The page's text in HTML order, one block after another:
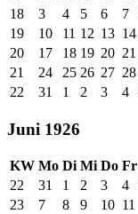
18
3 4 5 6 7
19
10 11 12 13 14
20
17 18 19 20 21
21
24 25 26 27 28
22
31 1 2 3 4
Juni 1926
KW Mo Di Mi Do Fr
22
31 1 2 3 4
23
7 8 9 10 11